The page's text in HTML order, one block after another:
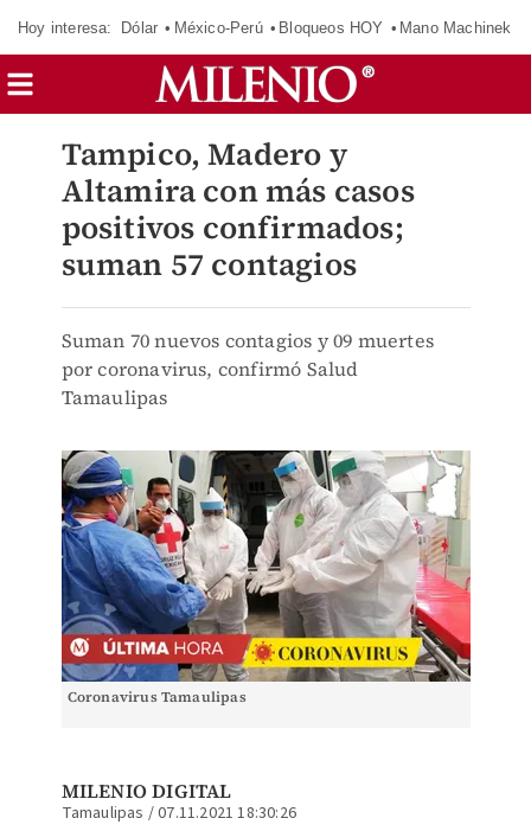
Hoy interesa: Dólar México-Perú Bloqueos HOY Mano Machinek
Tampico, Madero y
Altamira con más casos
positivos confirmados;
suman 57 contagios
Suman 70 nuevos contagios y 09 muertes
por coronavirus, confirmó Salud
Tamaulipas
Coronavirus Tamaulipas
MILENIO DIGITAL
Tamaulipas /07.11.2021 18:30:26